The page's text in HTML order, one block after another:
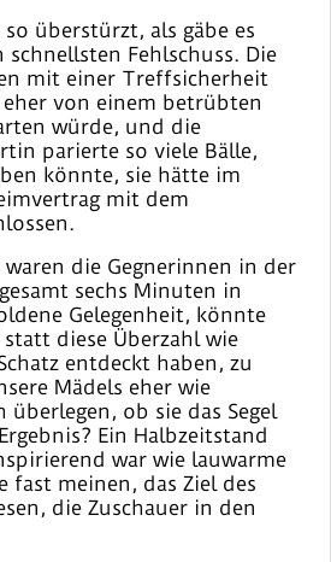
überstürzt, als gäbe es
Fehlschuss. Die
mit einer Treffsicherheit
von einem betrübten
würde, und die
parierte so viele Bälle,
könnte, sie hätte im
mit dem
die Gegnerinnen in der
sechs Minuten in
Gelegenheit, könnte
diese Überzahl wie
entdeckt haben, zu
Mädels eher wie
überlegen, ob sie das Segel
Ein Halbzeitstand
war wie lauwarme
fast meinen, das Ziel des
die Zuschauer in den